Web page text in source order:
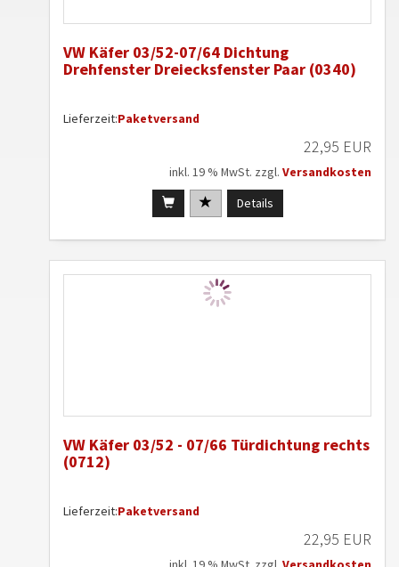
VW Käfer 03/52-07/64 Dichtung
Drehfenster Dreiecksfenster Paar (0340)
Lieferzeit:Paketversand
22,95 EUR
inkl. 19 % MwSt. zzgl. Versandkosten
Details
VW Käfer 03/52 - 07/66 Türdichtung rechts
(0712)
Lieferzeit:Paketversand
22,95 EUR